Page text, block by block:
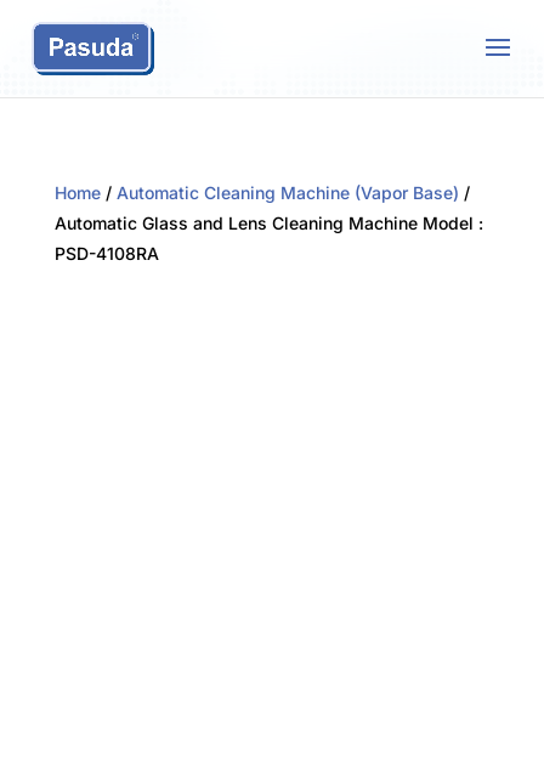
Home/ Automatic Cleaning Machine (Vapor Base) /
Automatic Glass and Lens Cleaning Machine Model :
PSD-4108RA